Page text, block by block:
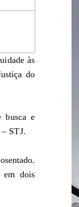
às
do
busca e
STJ.
em dois